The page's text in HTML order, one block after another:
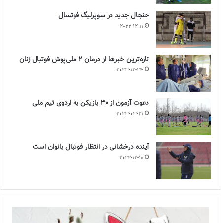
جنجال جدید در سوپرلیگ فوتسال
2022-12-11
تازه‌ترین خبرها از درمان ۲ ملی‌پوش فوتبال زنان
2023-12-24
دعوت آزمون از 30 بازیکن به اردوی تیم ملی
2023-03-21
آینده درخشانی در انتظار فوتبال بانوان است
2022-12-10